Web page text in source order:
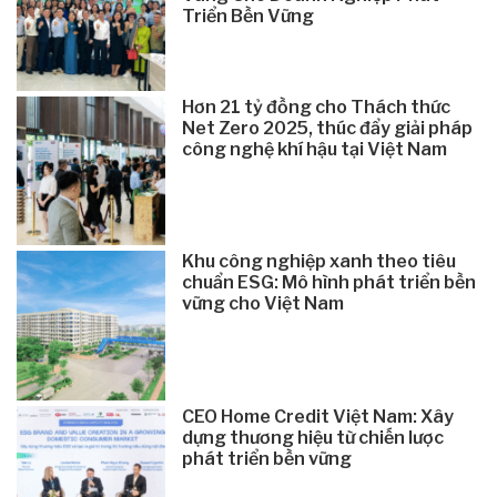
Triển Bền Vững
Hơn 21 tỷ đồng cho Thách thức
Net Zero 2025, thúc đẩy giải pháp
công nghệ khí hậu tại Việt Nam
Khu công nghiệp xanh theo tiêu
chuẩn ESG: Mô hình phát triển bền
vững cho Việt Nam
CEO Home Credit Việt Nam: Xây
dựng thương hiệu từ chiến lược
phát triển bền vững